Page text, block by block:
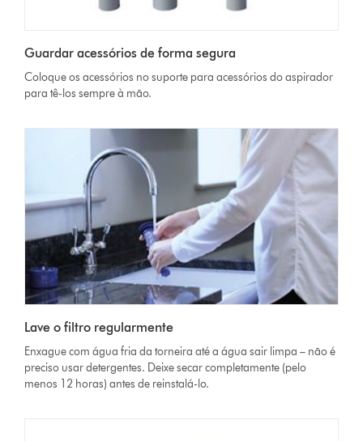
Guardar acessórios de forma segura
Coloque os acessórios no suporte para acessórios do aspirador
para tê-los sempre à mão.
Lave o filtro regularmente
Enxague com água fria da torneira até a água sair limpa – não é
preciso usar detergentes. Deixe secar completamente (pelo
menos 12 horas) antes de reinstalá-lo.